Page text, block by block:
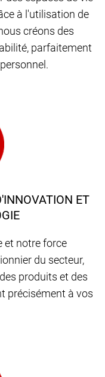
à l'utilisation de
créons des
parfaitement
ET
et notre force
du secteur,
produits et des
précisément à vos